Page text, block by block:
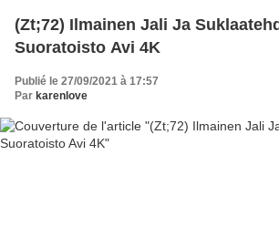
(Zt;72) Ilmainen Jali Ja
Suoratoisto Avi 4K
Publié le 27/09/2021 à 17:57
Par karenlove